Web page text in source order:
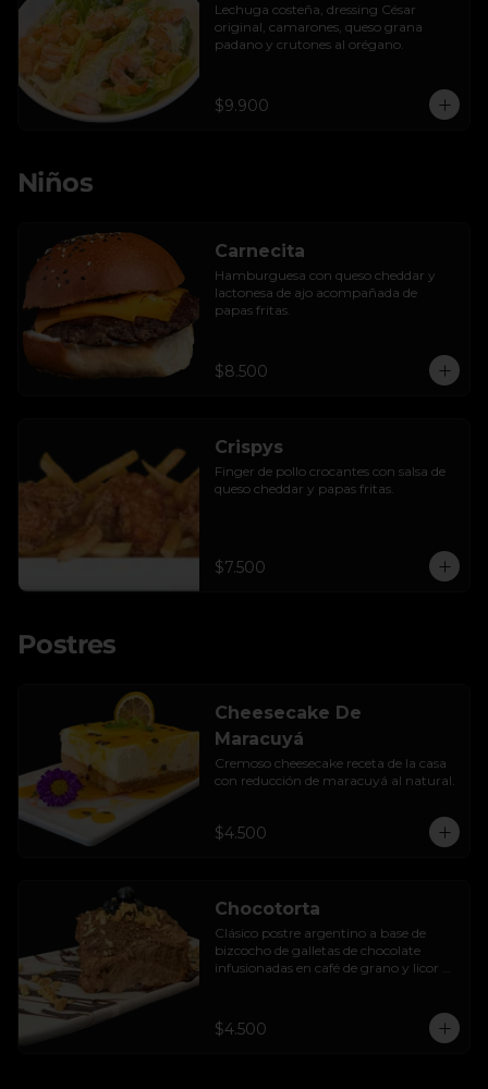
Lechuga costeña, dressing César
original, camarones, queso grana
padano y crutones al orégano.
$9.900
Niños
Carnecita
Hamburguesa con queso cheddar y
lactonesa de ajo acompañada de
papas fritas.
$8.500
Crispys
Finger de pollo crocantes con salsa de
queso cheddar y papas fritas.
$7.500
Postres
Cheesecake De
Maracuyá
Cremoso cheesecake receta de la casa
con reducción de maracuyá al natural.
$4.500
Chocotorta
Clásico postre argentino a base de
bizcocho de galletas de chocolate
infusionadas en café de grano y licor de
$4.500